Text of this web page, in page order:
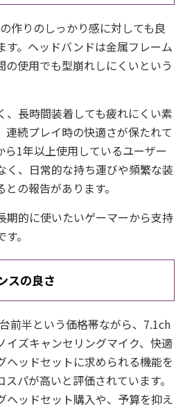
作りのしっかり感に対しても良
す。ヘッドバンドは金属フレーム
の使用でも型崩れしにくいという
、長時間装着しても疲れにくい素
連続プレイ時の快適さが保たれて
ら1年以上使用しているユーザー
く、日常的な持ち運びや頻繁な装
の報告があります。
期的に使いたいゲーマーから支持
。
スの良さ
前半という価格帯ながら、7.1ch
イズキャンセリングマイク、快適
ヘッドセットに求められる機能を
パが高いと評価されています。
ヘッドセット購入や、予算を抑え